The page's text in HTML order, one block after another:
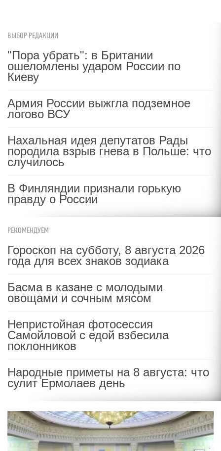
ВЫБОР РЕДАКЦИИ
"Пора убрать": в Британии
ошеломлены ударом России по
Киеву
Армия России выжгла подземное
логово ВСУ
Нахальная идея депутатов Рады
породила взрыв гнева в Польше: что
случилось
В Финляндии признали горькую
правду о России
РЕКОМЕНДУЕМ
Гороскоп на субботу, 8 августа 2026
года для всех знаков зодиака
Басма в казане с молодыми
овощами и сочным мясом
Непристойная фотосессия
Самойловой с едой взбесила
поклонников
Народные приметы на 8 августа: что
сулит Ермолаев день